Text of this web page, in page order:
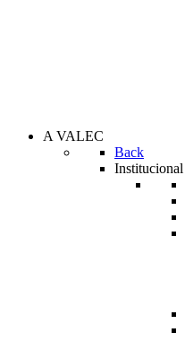
A VALEC
Back
Institucional